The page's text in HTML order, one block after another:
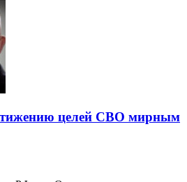
целей СВО мирным